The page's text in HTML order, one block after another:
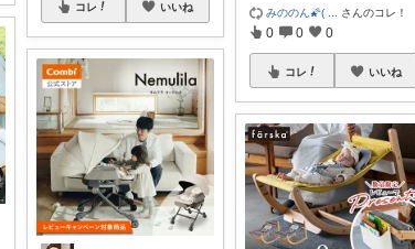
コレ いいね みののん🌠( さんのコレ！
0 0 0
コレ いいね